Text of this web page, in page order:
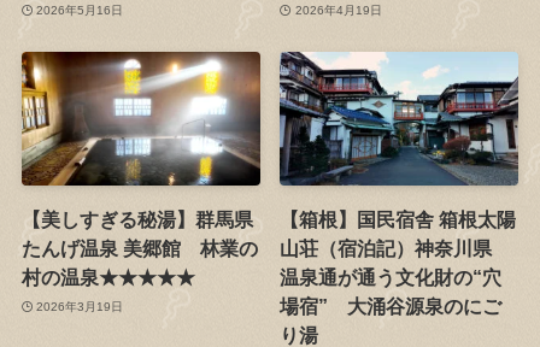
2026年5月16日 2026年4月19日
【美しすぎる秘湯】群馬県
たんげ温泉 美郷館 林業の
村の温泉★★★★★
2026年3月19日
【箱根】国民宿舎 箱根太陽
山荘（宿泊記）神奈川県
温泉通が通う文化財の“穴
場宿” 大涌谷源泉のにご
り湯